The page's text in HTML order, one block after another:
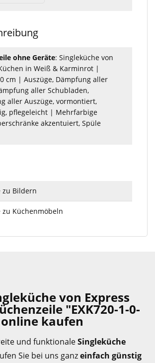
ohne Geräte: Singleküche von
in Weiß & Karminrot |
cm | Auszüge, Dämpfung aller
aller Schubladen,
aller Auszüge, vormontiert,
pflegeleicht | Mehrfarbige
akzentuiert, Spüle
zu Bildern
zu Küchenmöbeln
von Express
"EXK720-1-0-
kaufen
und funktionaleSingleküche
Sie bei uns ganzeinfach günstig